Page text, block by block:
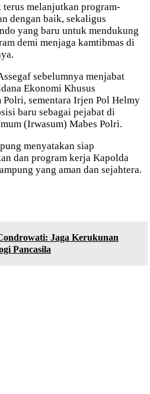
melanjutkan program-
dengan baik, sekaligus
yang baru untuk mendukung
demi menjaga kamtibmas di
sebelumnya menjabat
Ekonomi Khusus
sementara Irjen Pol Helmy
baru sebagai pejabat di
(Irwasum) Mabes Polri.
menyatakan siap
dan program kerja Kapolda
yang aman dan sejahtera.
Jaga Kerukunan
Pancasila